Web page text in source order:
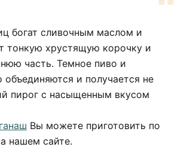
богат сливочным маслом и
тонкую хрустящую корочку и
часть. Темное пиво и
объединяются и получается не
пирог с насыщенным вкусом
ганаш Вы можете приготовить по
нашем сайте.